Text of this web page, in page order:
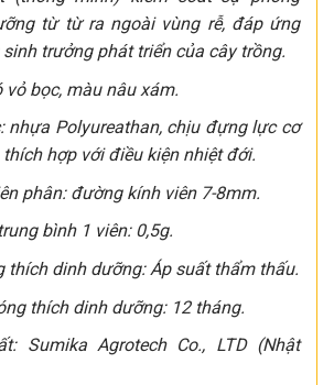
từ từ ra ngoài vùng rễ, đáp ứng
trưởng phát triển của cây trồng.
vỏ bọc, màu nâu xám.
nhựa Polyureathan, chịu đựng lực cơ
thích hợp với điều kiện nhiệt đới.
phân: đường kính viên 7-8mm.
bình 1 viên: 0,5g.
thích dinh dưỡng: Áp suất thẩm thấu.
thích dinh dưỡng: 12 tháng.
Sumika Agrotech Co., LTD (Nhật